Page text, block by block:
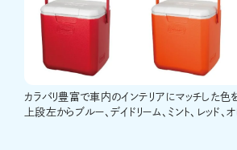
カラバリ豊富で車内のインテリアにマッチした色
上段左からブルー、デイドリーム、ミント、レッド、